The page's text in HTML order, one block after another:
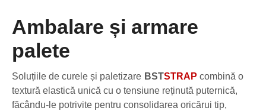
Ambalare și armare
palete
Soluțiile de curele și paletizare BSTSTRAP combină o
textură elastică unică cu o tensiune reținută puternică,
făcându-le potrivite pentru consolidarea oricărui tip,